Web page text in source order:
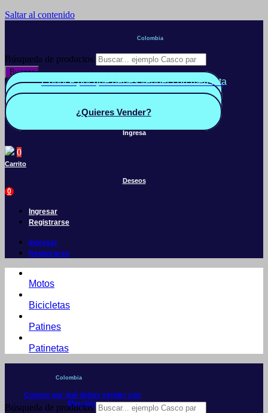
Saltar al contenido
Colombia
Búsqueda de productos
Buscar
Conoce por qué debes vender con mercleta
Quiero Vender
¿Quieres Vender?
Ingresa
0
Carrito
Deseos
0
Ingresar
Registrarse
Ingresar
Registrarse
Motos
Bicicletas
Patines
Patinetas
Colombia
Conoce por qué debes vender con
Mercleta
Búsqueda de productos